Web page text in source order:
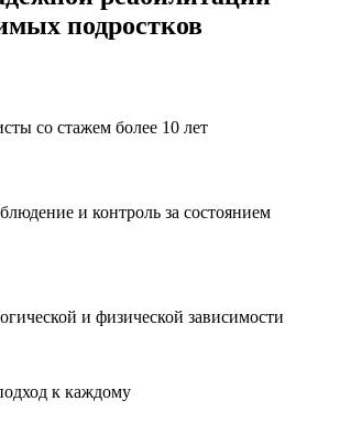
подростков
со стажем более 10 лет
и контроль за состоянием
и физической зависимости
к каждому